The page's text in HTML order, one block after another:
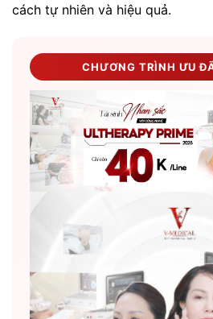
cách tự nhiên và hiệu quả.
CHƯƠNG TRÌNH ƯU